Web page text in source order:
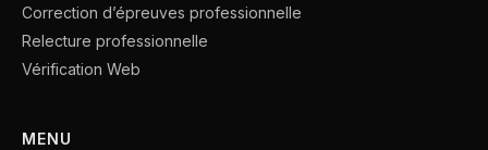
Correction d’épreuves professionnelle
Relecture professionnelle
Vérification Web
MENU